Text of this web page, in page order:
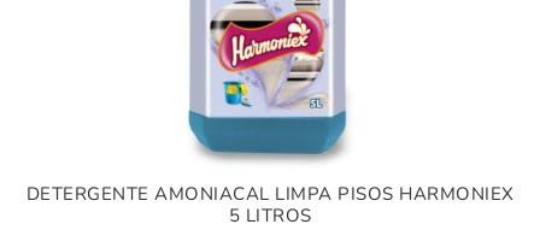
DETERGENTE AMONIACAL LIMPA PISOS HARMONIEX
5 LITROS